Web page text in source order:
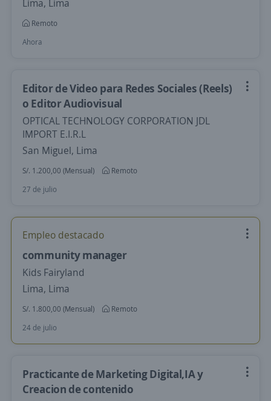
Lima, Lima
Remoto
Ahora
Editor de Video para Redes Sociales (Reels)
o Editor Audiovisual
OPTICAL TECHNOLOGY CORPORATION JDL
IMPORT E.I.R.L
San Miguel, Lima
S/. 1.200,00 (Mensual)
Remoto
27 de julio
Empleo destacado
community manager
Kids Fairyland
Lima, Lima
S/. 1.800,00 (Mensual)
Remoto
24 de julio
Practicante de Marketing Digital,IA y
Creacion de contenido